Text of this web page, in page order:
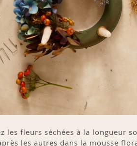
les fleurs séchées à la longueur
les autres dans la mousse